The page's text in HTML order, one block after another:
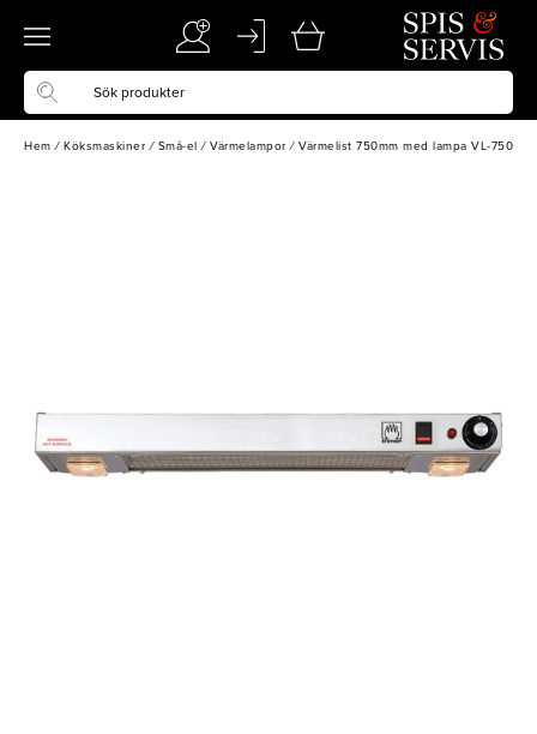
Hem / Köksmaskiner / Små-el / Värmelampor / Värmelist 750mm med lampa VL-750